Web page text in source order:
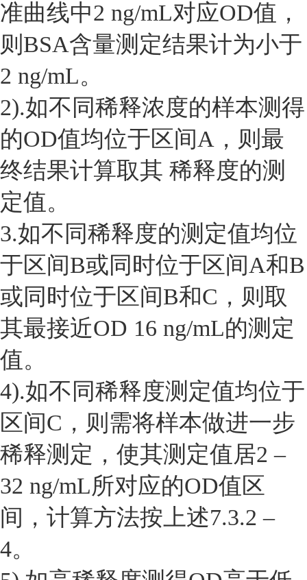
准曲线中2 ng/mL对应OD值，
则BSA含量测定结果计为小于
2 ng/mL。
2).如不同稀释浓度的样本测得
的OD值均位于区间A，则最
终结果计算取其 稀释度的测
定值。
3.如不同稀释度的测定值均位
于区间B或同时位于区间A和B
或同时位于区间B和C，则取
其最接近OD 16 ng/mL的测定
值。
4).如不同稀释度测定值均位于
区间C，则需将样本做进一步
稀释测定，使其测定值居2 –
32 ng/mL所对应的OD值区
间，计算方法按上述7.3.2 –
4。